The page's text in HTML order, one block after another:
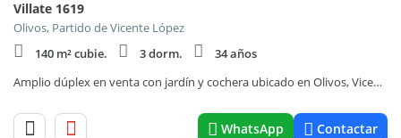
Villate 1619
Olivos, Partido de Vicente López
140 m² cubie.
3 dorm.
34 años
Amplio dúplex en venta con jardín y cochera ubicado en Olivos, Vicente López.
WhatsApp Contactar